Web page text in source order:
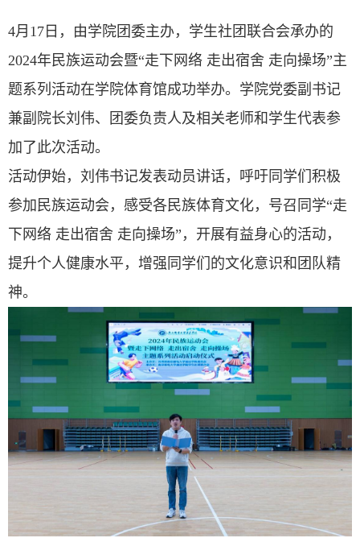
4月 17 日，由学院团委主办，学生社团联合会承办的
2024年民族运动会暨“走下网络 走出宿舍 走向操场”主
题系列活动在学院体育馆成功举办。学院党委副书记
兼副院长刘伟、团委负责人及相关老师和学生代表参
加了此次活动。
活动伊始，刘伟书记发表动员讲话，呼吁同学们积极
参加民族运动会，感受各民族体育文化，号召同学“走
下网络 走出宿舍 走向操场”，开展有益身心的活动，
提升个人健康水平，增强同学们的文化意识和团队精
神。